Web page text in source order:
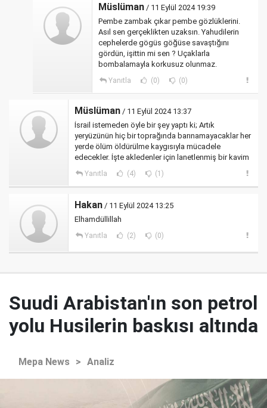
Müslüman / 11 Eylül 2024 19:39
Pembe zambak çıkar pembe gözlüklerini.
Asıl sen gerçeklikten uzaksın. Yahudilerin
cephelerde gögüs göğüse savaştığını
gördün, işittin mi sen ? Uçaklarla
bombalamayla korkusuz olunmaz.
Yanıtla (0) (0)
Müslüman / 11 Eylül 2024 13:37
İsrail istemeden öyle bir şey yaptı ki; Artık
yeryüzünün hiç bir toprağında barınamayacaklar her
yerde ölüm öldürülme kaygısıyla mücadele
edecekler. İşte akledenler için lanetlenmiş bir kavim
Yanıtla (4) (1)
Hakan / 11 Eylül 2024 13:25
Elhamdüllillah
Yanıtla (2) (0)
Suudi Arabistan'ın son petrol
yolu Husilerin baskısı altında
Mepa News > Analiz